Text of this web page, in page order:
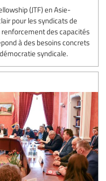
(JTF) en Asie-
pour les syndicats de
renforcement des capacités
à des besoins concrets
syndicale.